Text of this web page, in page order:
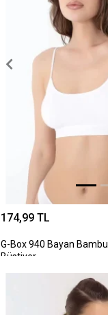
174,99 TL
G-Box 940 Bayan Bambu
Büstiyer